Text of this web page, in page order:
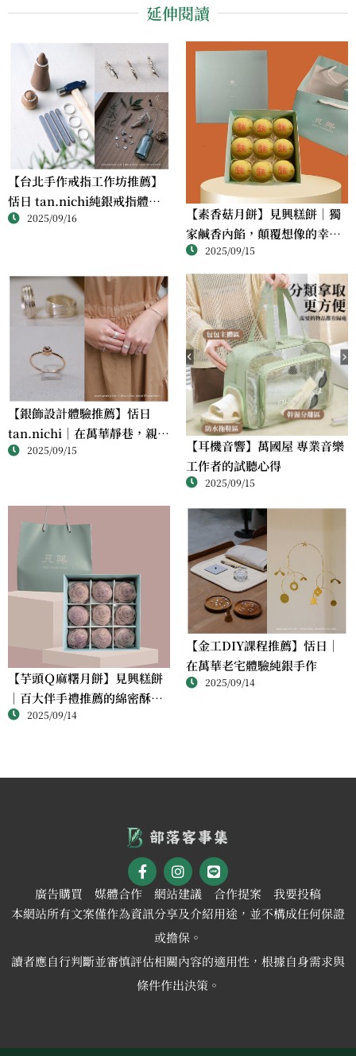
延伸閱讀
【台北手作戒指工作坊推薦】
恬日 tan.nichi純銀戒指體驗
｜情侶・朋友一起完成的金工
2025/09/16
【素香菇月餅】見興糕餅｜獨
家鹹香內餡，顛覆想像的幸福
滋味2025/09/15
【銀飾設計體驗推薦】恬日
tan.nichi｜在萬華靜巷，親手
完成屬於自己的銀戒
2025/09/15
【耳機音響】萬國屋 專業音樂
工作者的試聽心得
2025/09/15
【芋頭Ｑ麻糬月餅】見興糕餅
｜百大伴手禮推薦的綿密酥香
新體驗2025/09/14
【金工DIY課程推薦】恬日｜
在萬華老宅體驗純銀手作
2025/09/14
廣告購買 媒體合作 網站建議 合作提案
我要投稿
本網站所有文案僅作為資訊分享及介紹用途，並不構成任何保證
或擔保。
讀者應自行判斷並審慎評估相關內容的適用性，根據自身需求與
條件作出決策。